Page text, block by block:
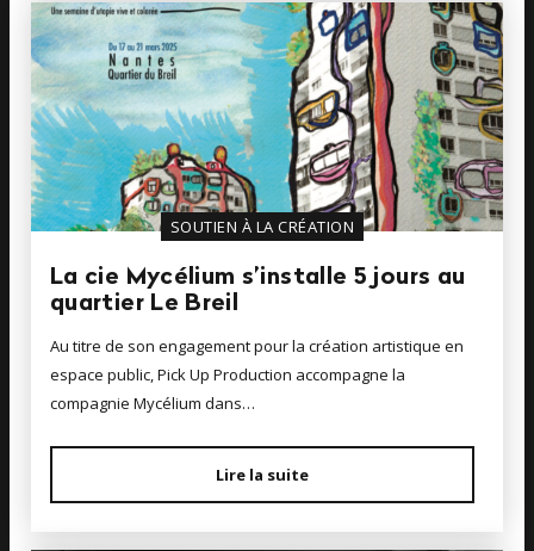
SOUTIEN À LA CRÉATION
La cie Mycélium s’installe 5 jours au
quartier Le Breil
Au titre de son engagement pour la création artistique en
espace public, Pick Up Production accompagne la
compagnie Mycélium dans…
Lire la suite